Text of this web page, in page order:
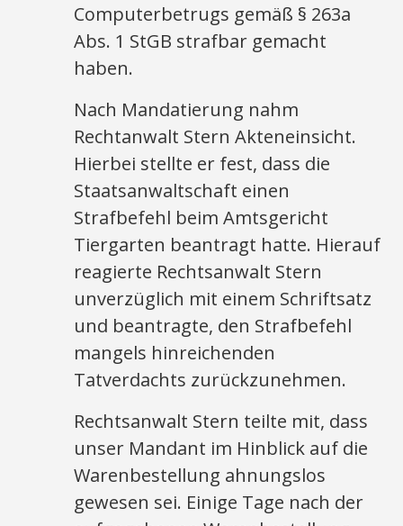
Computerbetrugs gemäß § 263a
Abs. 1 StGB strafbar gemacht
haben.
Nach Mandatierung nahm
Rechtanwalt Stern Akteneinsicht.
Hierbei stellte er fest, dass die
Staatsanwaltschaft einen
Strafbefehl beim Amtsgericht
Tiergarten beantragt hatte. Hierauf
reagierte Rechtsanwalt Stern
unverzüglich mit einem Schriftsatz
und beantragte, den Strafbefehl
mangels hinreichenden
Tatverdachts zurückzunehmen.
Rechtsanwalt Stern teilte mit, dass
unser Mandant im Hinblick auf die
Warenbestellung ahnungslos
gewesen sei. Einige Tage nach der